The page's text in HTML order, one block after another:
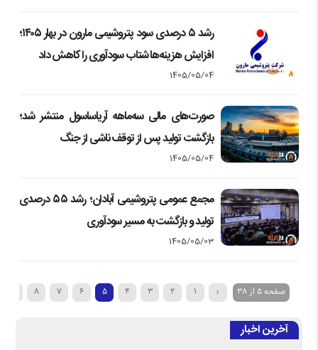
رشد ۵ درصدی سود پتروشیمی مارون در بهار ۱۴۰۵؛
افزایش هزینه‌ها شتاب سودآوری را کاهش داد
1405/05/04
صورت‌های مالی سه‌ماهه آریاساسول منتشر شد؛
بازگشت تولید پس از توقف ناشی از جنگ
1405/05/04
مجمع عمومی پتروشیمی آبادان؛ رشد ۵۵ درصدی
تولید و بازگشت به مسیر سودآوری
1405/05/03
صفحه 5 از 38 ‹
1
2
3
4
5
6
7
8
آخرین اخبار